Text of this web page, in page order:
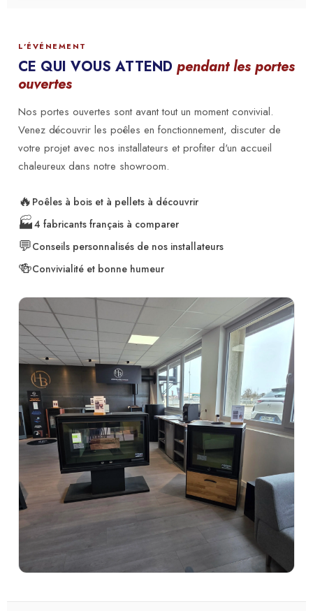
L'ÉVÉNEMENT
CE QUI VOUS ATTEND pendant les portes
ouvertes
Nos portes ouvertes sont avant tout un moment convivial.
Venez découvrir les poêles en fonctionnement, discuter de
votre projet avec nos installateurs et profiter d'un accueil
chaleureux dans notre showroom.
🔥 Poêles à bois et à pellets à découvrir
🏭4 fabricants français à comparer
💬Conseils personnalisés de nos installateurs
🍻Convivialité et bonne humeur